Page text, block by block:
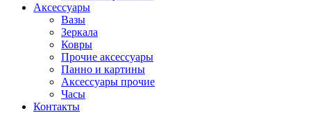
Аксессуары
Вазы
Зеркала
Ковры
Прочие аксессуары
Панно и картины
Аксессуары прочие
Часы
Контакты